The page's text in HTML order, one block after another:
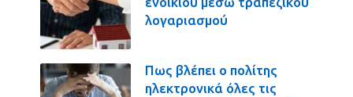
λογαριασμού
Πως βλέπει ο πολίτης
ηλεκτρονικά όλες τις